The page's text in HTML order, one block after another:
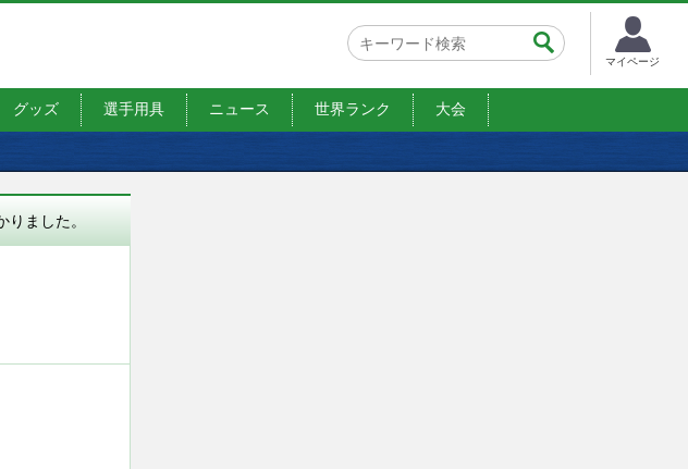
マイページ
グッズ 選手用具 ニュース 世界ランク 大会
りました。